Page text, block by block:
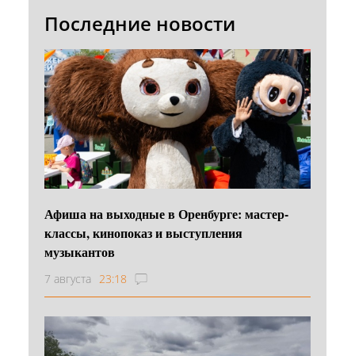
Последние новости
Афиша на выходные в Оренбурге: мастер-
классы, кинопоказ и выступления
музыкантов
7 августа 23:18